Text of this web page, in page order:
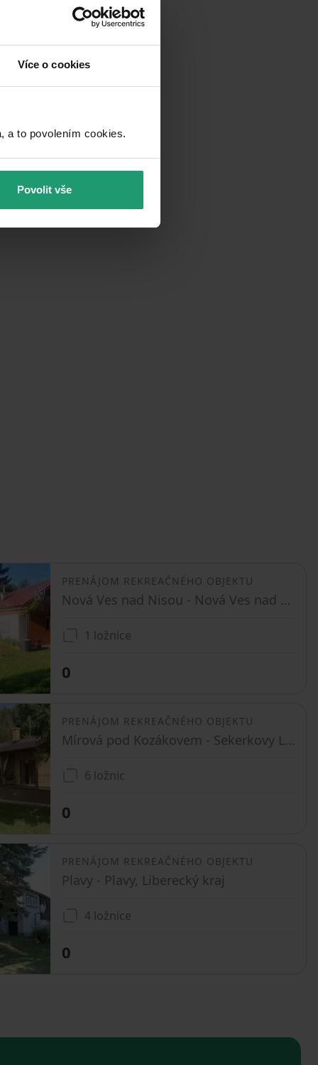
Více o cookies
a to povolením cookies.​
Povolit vše
PRENÁJOM REKREAČNÉHO OBJEKTU
Nová Ves nad Nisou - Nová Ves nad Nisou, Liberecký kraj
1 ložnice
0
PRENÁJOM REKREAČNÉHO OBJEKTU
Mírová pod Kozákovem - Sekerkovy Loučky, Liberecký kraj
6 ložnic
0
PRENÁJOM REKREAČNÉHO OBJEKTU
Plavy - Plavy, Liberecký kraj
4 ložnice
0